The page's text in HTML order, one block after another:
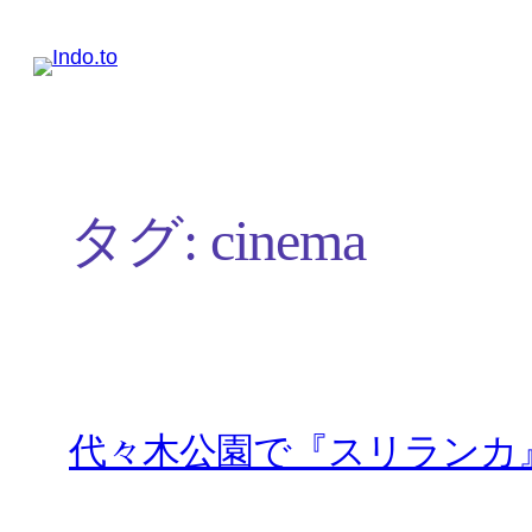
タグ: cinema
代々木公園で『スリランカ